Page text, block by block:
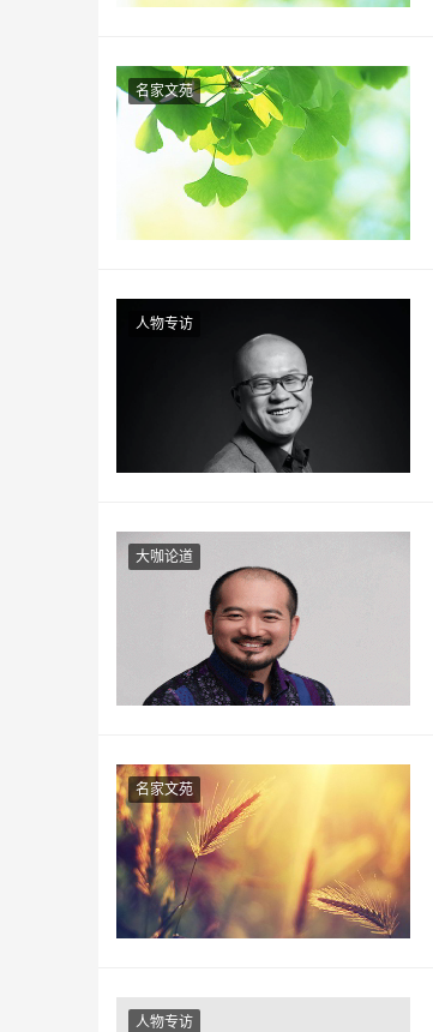
名家文苑
人物专访
大咖论道
名家文苑
人物专访